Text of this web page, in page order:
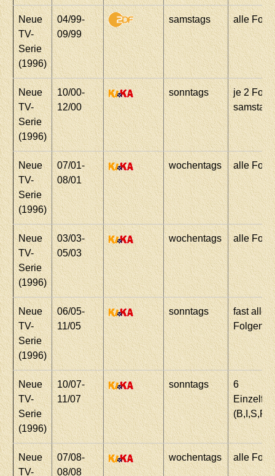
Neue
TV-
Serie
(1996)
04/99-
09/99
samstags alle
Neue
TV-
Serie
(1996)
10/00-
12/00
sonntags
je 2
Neue
TV-
Serie
(1996)
07/01-
08/01
wochentags alle
Neue
TV-
Serie
(1996)
03/03-
05/03
wochentags alle
Neue
TV-
Serie
(1996)
06/05-
11/05
sonntags
fast alle
Folgen
Neue
TV-
Serie
(1996)
10/07-
11/07
sonntags
6
Neue
TV-
07/08-
08/08
wochentags alle